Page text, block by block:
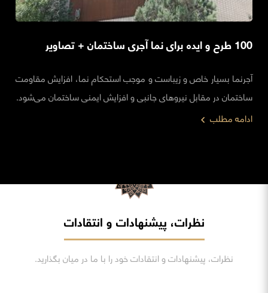
100 طرح و ایده برای نما آجری ساختمان + تصاویر
آجرنما بسیار خاص و زیباست و موجب استحکام نما، افزایش مقاومت
ساختمان در مقابل نیروهای جانبی و افزایش ایمنی ساختمان می‌شود.
ادامه مطلب
نظرات، پیشنهادات و انتقادات
نظرات، پیشنهادات و انتقادات خود را با ما در میان بگذارید.